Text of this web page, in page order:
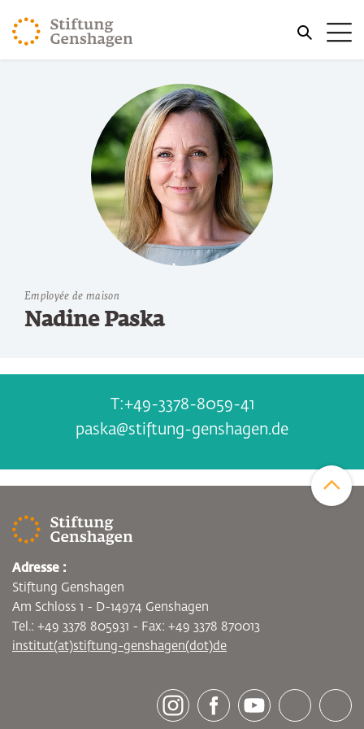
REVENIR AU CONTENU PRINCIPAL
REVENIR À LA RECHERCHE
Employée de maison
Nadine Paska
+49-3378-8059-41
paska@stiftung-genshagen.de
Zum
[socialLinksTitle]
Adresse :
Stiftung Genshagen
Am Schloss 1 - D-14974 Genshagen
Tel.: +49 3378 805931 - Fax: +49 3378 870013
institut(at)stiftung-genshagen(dot)de